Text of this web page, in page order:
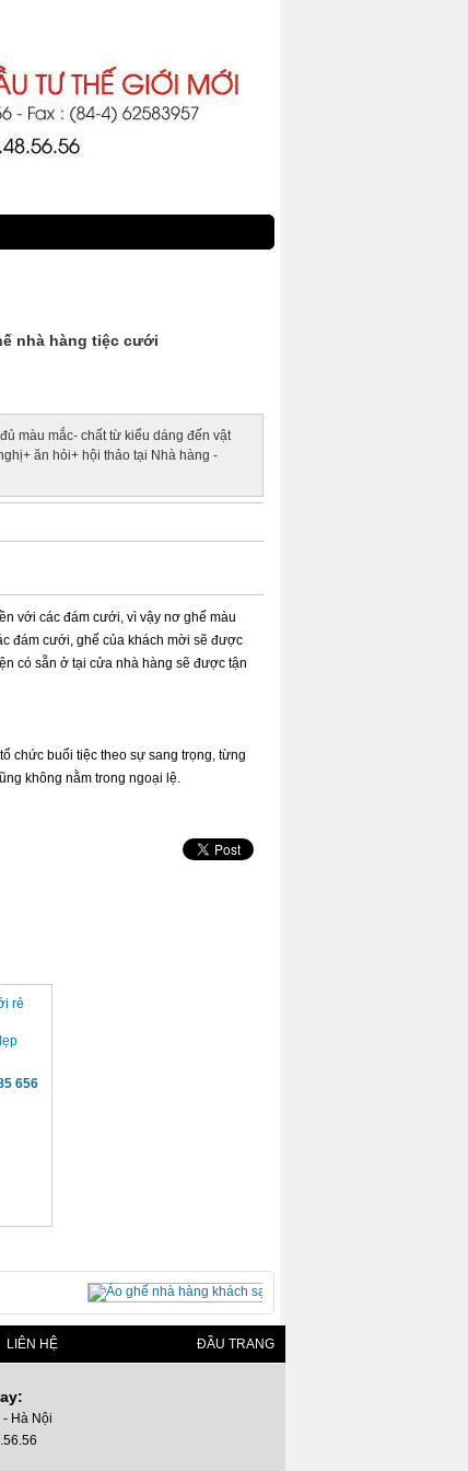
nhà hàng tiệc cưới
màu mắc- chất từ kiểu dáng đến vật
ăn hỏi+ hội thảo tại Nhà hàng -
với các đám cưới, vì vậy nơ ghế màu
đám cưới, ghế của khách mời sẽ được
có sẵn ở tại cửa nhà hàng sẽ được tận
chức buổi tiệc theo sự sang trọng, từng
không nằm trong ngoại lệ.
656
LIÊN HỆ ĐẦU TRANG
Hà Nội